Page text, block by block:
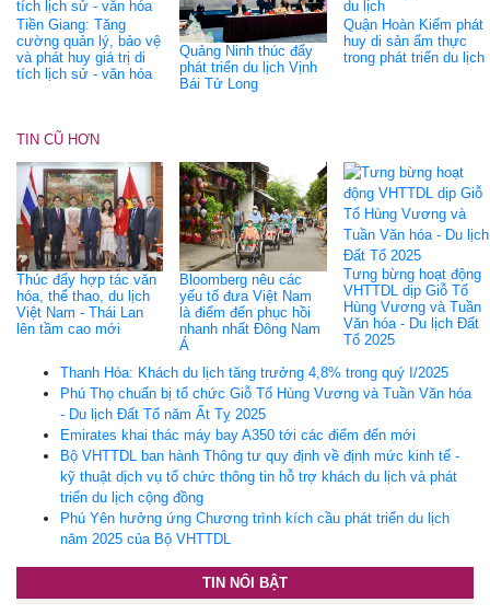
Tiền Giang: Tăng
cường quản lý, bảo vệ
và phát huy giá trị di
tích lịch sử - văn hóa
Quảng Ninh thúc đẩy
phát triển du lịch Vịnh
Bái Tử Long
Quận Hoàn Kiếm phát
huy di sản ẩm thực
trong phát triển du lịch
TIN CŨ HƠN
Thúc đẩy hợp tác văn
hóa, thể thao, du lịch
Việt Nam - Thái Lan
lên tầm cao mới
Bloomberg nêu các
yếu tố đưa Việt Nam
là điểm đến phục hồi
nhanh nhất Đông Nam
Á
Tưng bừng hoạt động
VHTTDL dịp Giỗ Tổ
Hùng Vương và Tuần
Văn hóa - Du lịch Đất
Tổ 2025
Thanh Hóa: Khách du lịch tăng trưởng 4,8% trong quý I/2025
Phú Thọ chuẩn bị tổ chức Giỗ Tổ Hùng Vương và Tuần Văn hóa
- Du lịch Đất Tổ năm Ất Tỵ 2025
Emirates khai thác máy bay A350 tới các điểm đến mới
Bộ VHTTDL ban hành Thông tư quy định về định mức kinh tế -
kỹ thuật dịch vụ tổ chức thông tin hỗ trợ khách du lịch và phát
triển du lịch cộng đồng
Phú Yên hưởng ứng Chương trình kích cầu phát triển du lịch
năm 2025 của Bộ VHTTDL
TIN NỔI BẬT